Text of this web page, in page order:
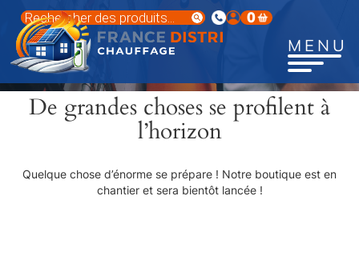
contenu
principal
Recherche
de
produits
0
MENU
De grandes choses se profilent à
l’horizon
Quelque chose d’énorme se prépare ! Notre boutique est en
chantier et sera bientôt lancée !